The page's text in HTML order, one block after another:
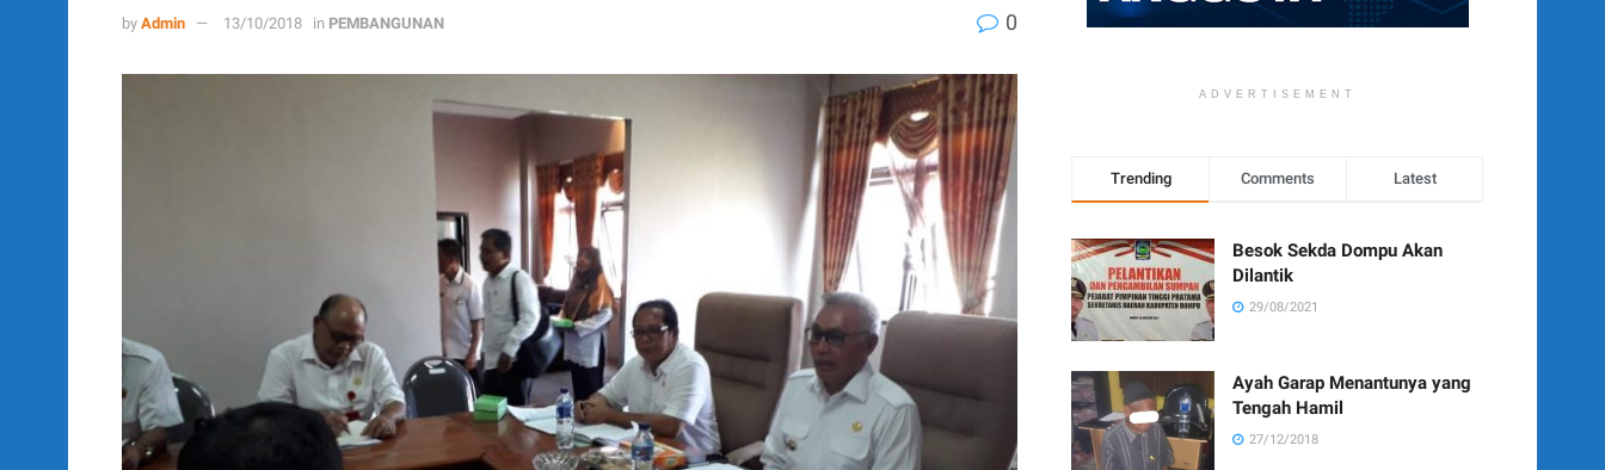
by Admin 13/10/2018 in PEMBANGUNAN 0
ADVERTISEMENT
Trending Comments Latest
Besok Sekda Dompu Akan
Dilantik
29/08/2021
Ayah Garap Menantunya yang
Tengah Hamil
27/12/2018